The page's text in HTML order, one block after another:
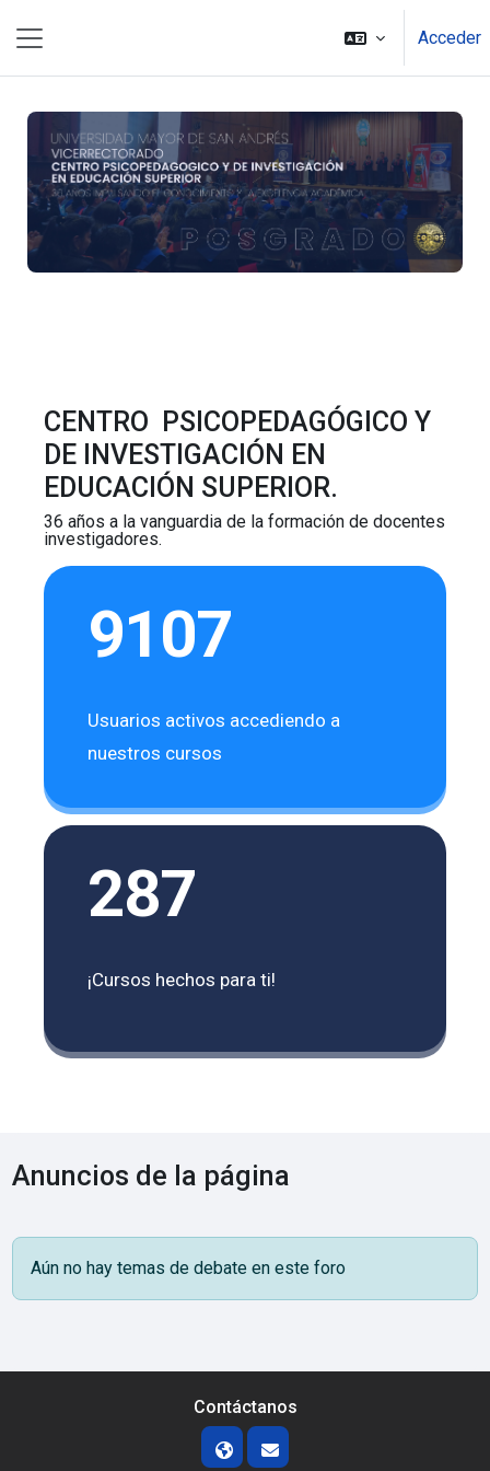
Acceder
CENTRO PSICOPEDAGÓGICO Y
DE INVESTIGACIÓN EN
EDUCACIÓN SUPERIOR.
36 años a la vanguardia de la formación de docentes
investigadores.
9107
Usuarios activos accediendo a
nuestros cursos
287
¡Cursos hechos para ti!
Anuncios de la página
Aún no hay temas de debate en este foro
Contáctanos